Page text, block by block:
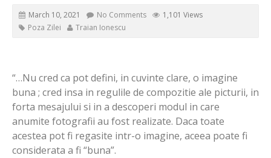
March 10, 2021 No Comments
1,101 Views
Poza Zilei
Traian Ionescu
“…Nu cred ca pot defini, in cuvinte clare, o imagine
buna ; cred insa in regulile de compozitie ale picturii, in
forta mesajului si in a descoperi modul in care
anumite fotografii au fost realizate. Daca toate
acestea pot fi regasite intr-o imagine, aceea poate fi
considerata a fi “buna”.